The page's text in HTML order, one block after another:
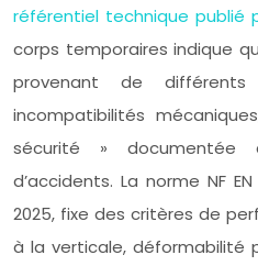
référentiel technique publié
corps temporaires indique
provenant de
incompatibilités
sécurité » documentée
d’accidents. La norme NF
2025, fixe des critères de
à la verticale, déformabilité